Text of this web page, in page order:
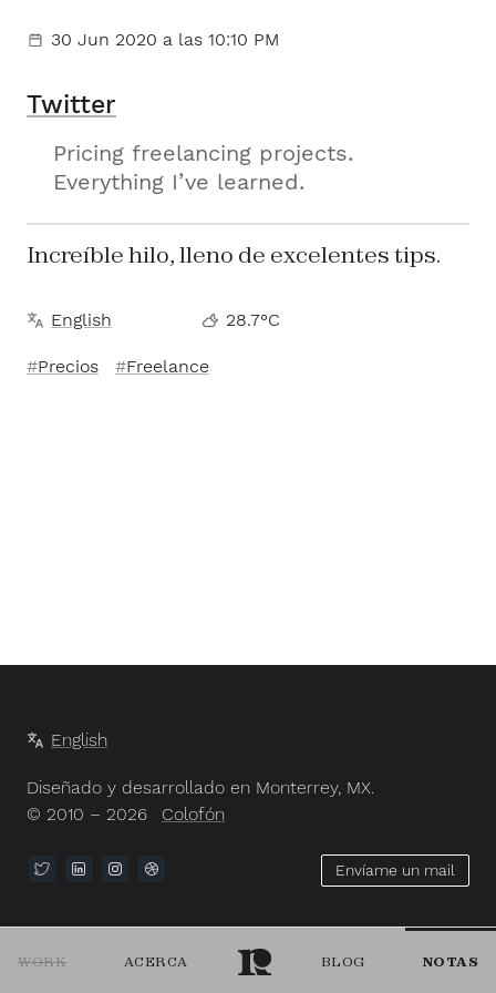
WORK ACERCA BLOG NOTAS
30 Jun 2020 a las 10:10 PM
Twitter
Pricing freelancing projects.
Everything I’ve learned.
Increíble hilo, lleno de excelentes tips.
English 28.7°C
Precios Freelance
English
Diseñado y desarrollado en Monterrey, MX.
© 2010 – 2026
Colofón
Envíame un mail